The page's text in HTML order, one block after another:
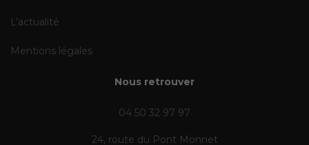
L’actualité
Mentions légales
Nous retrouver
04 50 32 97 97
24, route du Pont Monnet